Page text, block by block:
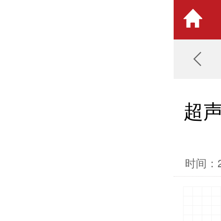
超
时间：